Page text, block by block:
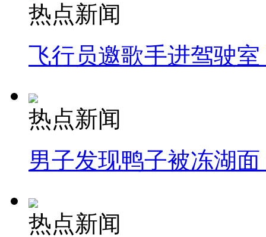
热点新闻
飞行员邀歌手进驾驶
热点新闻
男子发现鸭子被冻湖
热点新闻